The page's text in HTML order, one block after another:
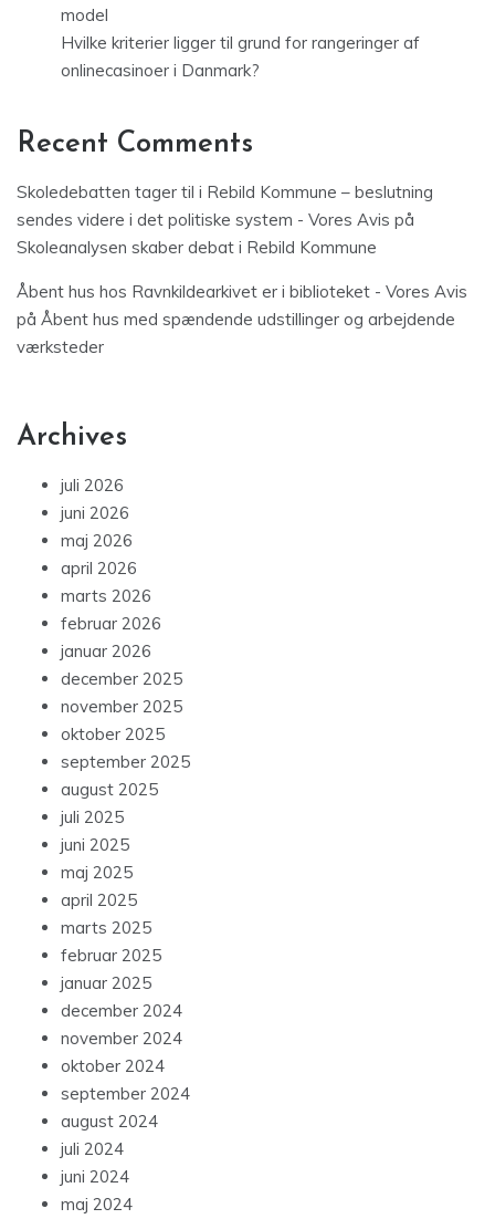
model
Hvilke kriterier ligger til grund for rangeringer af
onlinecasinoer i Danmark?
Recent Comments
Skoledebatten tager til i Rebild Kommune – beslutning
sendes videre i det politiske system - Vores Avis på
Skoleanalysen skaber debat i Rebild Kommune
Åbent hus hos Ravnkildearkivet er i biblioteket - Vores Avis
på Åbent hus med spændende udstillinger og arbejdende
værksteder
Archives
juli 2026
juni 2026
maj 2026
april 2026
marts 2026
februar 2026
januar 2026
december 2025
november 2025
oktober 2025
september 2025
august 2025
juli 2025
juni 2025
maj 2025
april 2025
marts 2025
februar 2025
januar 2025
december 2024
november 2024
oktober 2024
september 2024
august 2024
juli 2024
juni 2024
maj 2024